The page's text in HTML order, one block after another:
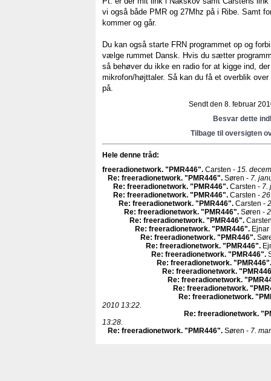
vi også både PMR og 27Mhz på i Ribe. Samt
kommer og går.
Du kan også starte FRN programmet op og
vælge rummet Dansk. Hvis du sætter
så behøver du ikke en radio for at kigge ind,
mikrofon/højttaler. Så kan du få et overblik
på.
Sendt den 8. februar
Besvar dette
Tilbage til oversigten
Hele denne tråd:
freeradionetwork. "PMR446". Carsten - 15.
Re: freeradionetwork. "PMR446". Søren - 7.
Re: freeradionetwork. "PMR446". Carsten - 7.
Re: freeradionetwork. "PMR446". Carsten -
Re: freeradionetwork. "PMR446". Carsten -
Re: freeradionetwork. "PMR446". Søren -
Re: freeradionetwork. "PMR446".
Re: freeradionetwork. "PMR446".
Re: freeradionetwork. "PMR446".
Re: freeradionetwork. "PMR446".
Re: freeradionetwork. "PMR446".
Re: freeradionetwork. "PMR446".
Re: freeradionetwork.
Re: freeradionetwork.
Re: freeradionetwork.
Re: freeradionetwork.
2010 13:22.
Re: freeradionetwork.
13:28.
Re: freeradionetwork. "PMR446". Søren - 7.